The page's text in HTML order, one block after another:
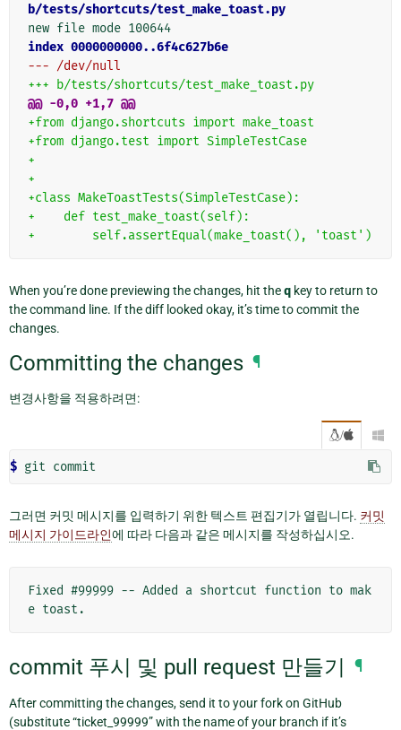
b/tests/shortcuts/test_make_toast.py
index 0000000000..6f4c627b6e
--- /dev/null
+++ b/tests/shortcuts/test_make_toast.py
@@ -0,0 +1,7 @@
+from django.shortcuts import make_toast
+from django.test import SimpleTestCase
+
+
+class MakeToastTests(SimpleTestCase):
+    def test_make_toast(self):
+        self.assertEqual(make_toast(), 'toast')
When you’re done previewing the changes, hit theq key to return to
the command line. If the diff looked okay, it’s time to commit the
changes.
Committing the changes ¶
변경사항을 적용하려면:
/ 
$ git
그러면 커밋 메시지를 입력하기 위한 텍스트 편집기가 열립니다. 커밋
메시지 가이드라인에 따라 다음과 같은 메시지를 작성하십시오.
Fixed #99999 -- Added a shortcut function to mak
commit 푸시 및 pull request 만들기 ¶
After committing the changes, send it to your fork on GitHub
(substitute “ticket_99999” with the name of your branch if it’s